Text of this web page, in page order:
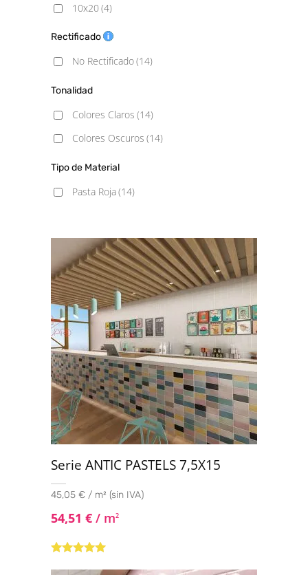
10x20 (4)
10x30 (3)
10x40
(1)
Rectificado
No Rectificado(14)
Tonalidad
Colores Claros (14)
Colores Oscuros (14)
Tipo de Material
Pasta Roja(14)
Serie ANTIC PASTELS 7,5X15
45,05 € / m² (sin IVA)
54,51 € / m2